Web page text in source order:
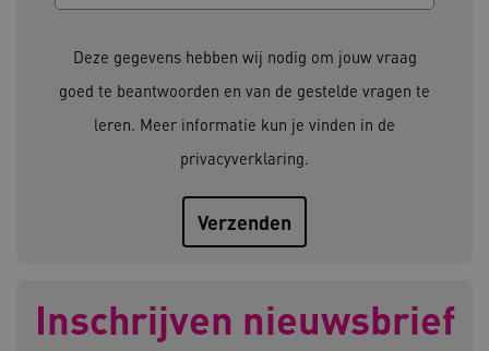
Deze gegevens hebben wij nodig om jouw vraag
goed te beantwoorden en van de gestelde vragen te
leren. Meer informatie kun je vinden in de
privacyverklaring.
Inschrijven nieuwsbrief
worden altijd geplaatst en maken geen inbreuk
op uw privacy.
.youtube.com